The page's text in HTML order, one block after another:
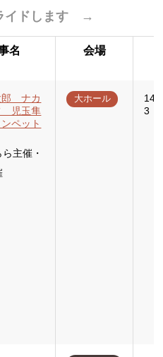
イドします →
名 会場
郎 ナカ
児玉隼
ペット
ら主催・
大ホール
14
3：